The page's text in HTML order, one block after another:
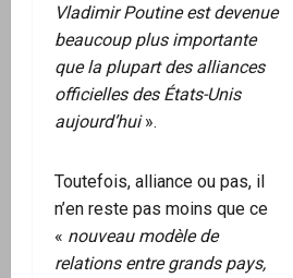
Vladimir Poutine est devenue
beaucoup plus importante
que la plupart des alliances
officielles des États-Unis
aujourd’hui».
Toutefois, alliance ou pas, il
n’en reste pas moins que ce
« nouveau modèle de
relations entre grands pays,